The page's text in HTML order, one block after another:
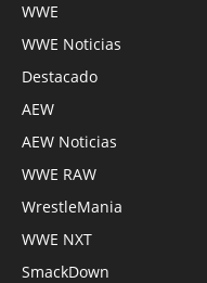
WWE
WWE Noticias
Destacado
AEW
AEW Noticias
WWE RAW
WrestleMania
WWE NXT
SmackDown